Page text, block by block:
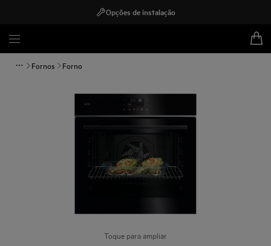
Opções de instalação
Fornos Forno
Toque para ampliar